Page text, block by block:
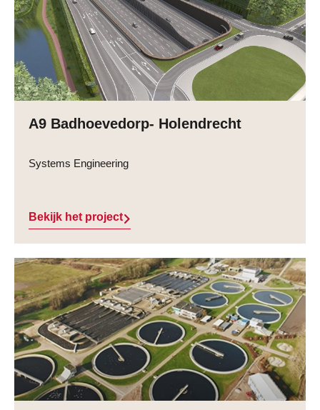
A9 Badhoevedorp- Holendrecht
Systems Engineering
Bekijk het project